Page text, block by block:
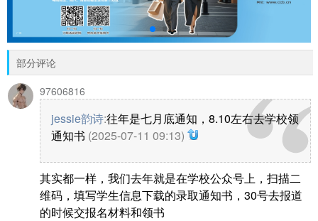
部分评论
97606816
jessie韵诗:往年是七月底通知，8.10左右去学校领
通知书 (2025-07-11 09:13)
其实都一样，我们去年就是在学校公众号上，扫描二
维码，填写学生信息下载的录取通知书，30号去报道
的时候交报名材料和领书